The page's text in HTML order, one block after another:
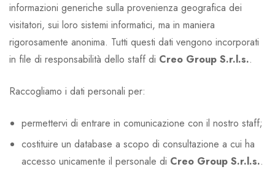
informazioni generiche sulla provenienza geografica dei
visitatori, sui loro sistemi informatici, ma in maniera
rigorosamente anonima. Tutti questi dati vengono incorporati
in file di responsabilità dello staff di Creo Group S.r.l.s..
Raccogliamo i dati personali per:
permettervi di entrare in comunicazione con il nostro staff;
costituire un database a scopo di consultazione a cui ha
accesso unicamente il personale di Creo Group S.r.l.s..